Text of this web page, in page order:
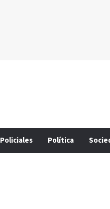
Policiales Política